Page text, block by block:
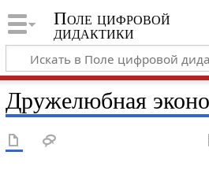
Поле цифровой
дидактики
Дружелюбная